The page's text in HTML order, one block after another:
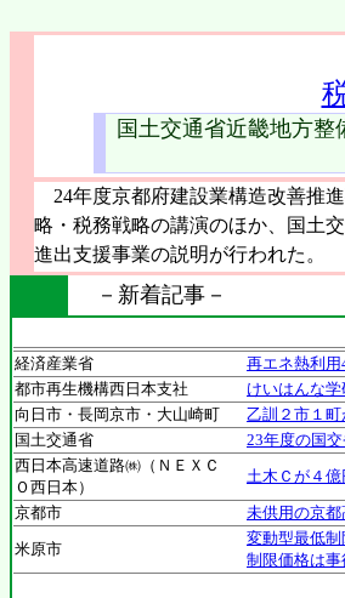
国土交通省近畿地方
24年度京都府建設業構造改善推
略・税務戦略の講演のほか、国土
進出支援事業の説明が行われた。
－新着記事－
経済産業省
再エネ熱利
都市再生機構西日本支社
けいはんな
向日市・長岡京市・大山崎町
乙訓２市１
国土交通省
23年度の国
西日本高速道路㈱（ＮＥＸＣ
Ｏ西日本）
土木Ｃが４
京都市
未供用の京
米原市
変動型最低
制限価格は事